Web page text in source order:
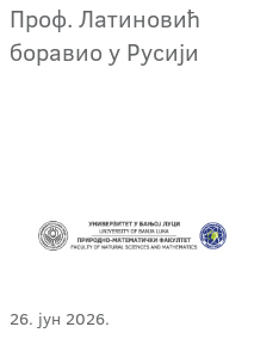
Проф. Латиновић
боравио у Русији
26. јун 2026.